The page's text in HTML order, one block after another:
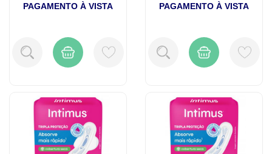
PAGAMENTO À VISTA PAGAMENTO À VISTA